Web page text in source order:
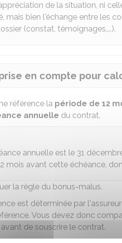
de la situation, ni
mais bien l'échange entre les
(constat, témoignages,...).
en compte pour
référence la période de 12
annuelle du contrat.
annuelle est le 31
mois avant cette échéance,
la règle du bonus-malus.
est déterminée par
Vous devez donc
de souscrire le contrat.